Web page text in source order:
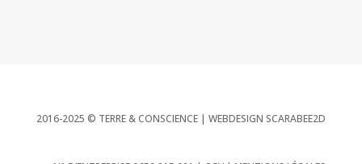
2016-2025 © TERRE & CONSCIENCE | WEBDESIGN SCARABEE2D